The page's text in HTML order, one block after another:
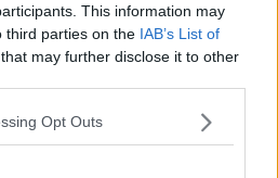
This information may
third parties on the IAB’s List of
that may further disclose it to other
Opt Outs
anche:
e latte di cocco
e...
padano, gelatina al melone e